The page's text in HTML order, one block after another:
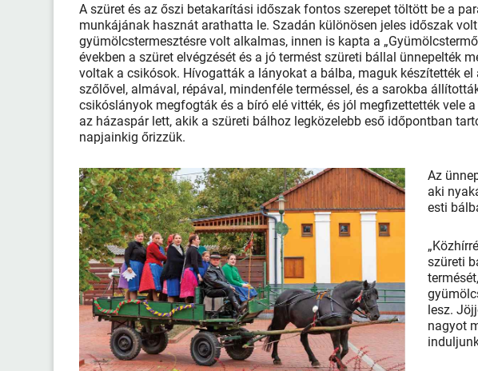
A szüret és az őszi betakarítási időszak fontos szerepet töltött be a
munkájának hasznát arathatta le. Szadán különösen jeles időszak
gyümölcstermesztésre volt alkalmas, innen is kapta a
években a szüret elvégzését és a jó termést szüreti bállal ünnepelték
voltak a csikósok. Hívogatták a lányokat a bálba, maguk készítették
szőlővel, almával, répával, mindenféle terméssel, és a sarokba
csikóslányok megfogták és a bíró elé vitték, és jól megfizettették vele
az házaspár lett, akik a szüreti bálhoz legközelebb eső időpontban
napjainkig őrizzük.
Az
aki
esti
szüreti
lesz.
nagyot